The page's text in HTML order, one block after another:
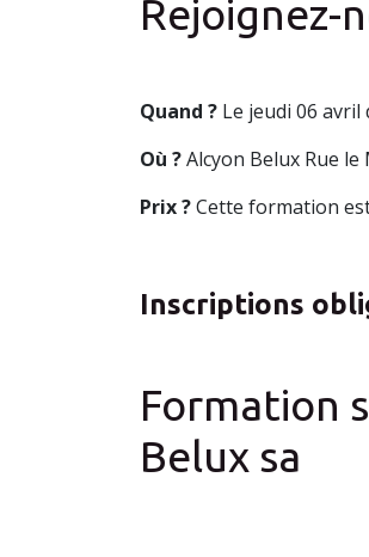
Rejoignez-
Quand ? Le jeudi 06 avril
Où ?Alcyon Belux Rue
Prix ?Cette formation
Inscriptions
Formation
Belux sa